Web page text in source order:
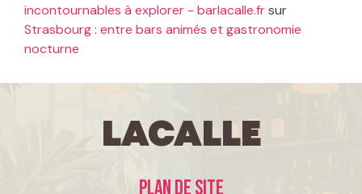
incontournables à explorer - barlacalle.frsur
Strasbourg : entre bars animés et gastronomie
nocturne
LaCalle
Plan de site